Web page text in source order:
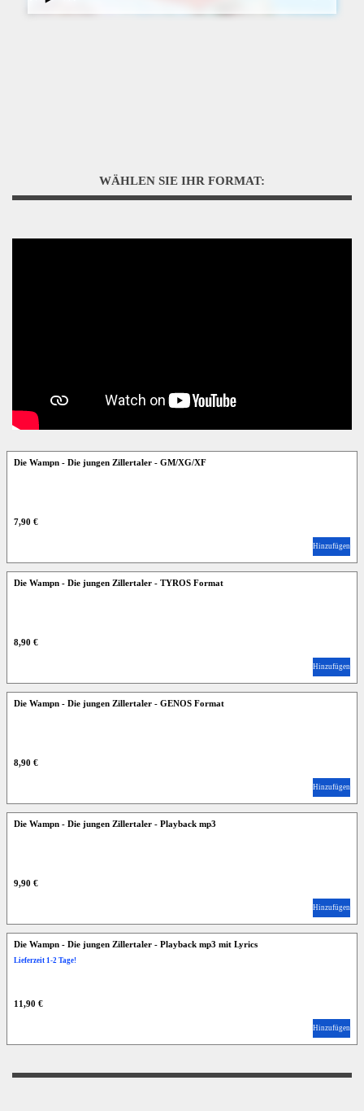
WÄHLEN SIE IHR FORMAT:
Die Wampn - Die jungen Zillertaler - GM/XG/XF
7,90 €
Hinzufügen
Die Wampn - Die jungen Zillertaler - TYROS Format
8,90 €
Hinzufügen
Die Wampn - Die jungen Zillertaler - GENOS Format
8,90 €
Hinzufügen
Die Wampn - Die jungen Zillertaler - Playback mp3
9,90 €
Hinzufügen
Die Wampn - Die jungen Zillertaler - Playback mp3 mit Lyrics
Lieferzeit 1-2 Tage!
11,90 €
Hinzufügen